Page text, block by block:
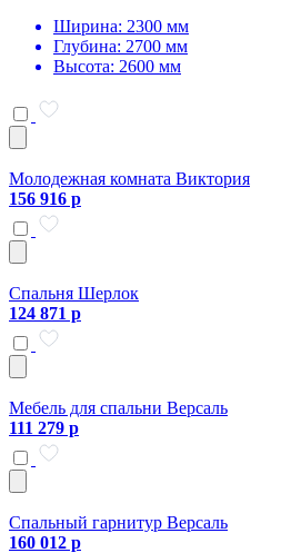
Ширина: 2300 мм
Глубина: 2700 мм
Высота: 2600 мм
Молодежная комната Виктория
156 916 р
Спальня Шерлок
124 871 р
Мебель для спальни Версаль
111 279 р
Спальный гарнитур Версаль
160 012 р